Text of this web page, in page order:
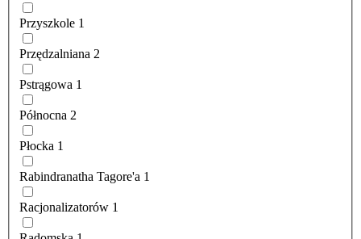
Przyszkole 1
Przędzalniana 2
Pstrągowa 1
Północna 2
Płocka 1
Rabindranatha Tagore'a 1
Racjonalizatorów 1